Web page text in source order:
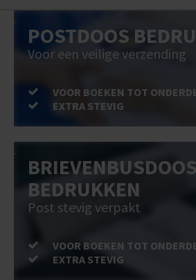
POSTDOOS
Voor een veilige verzending
VOOR BOEKEN TOT
EXTRA STEVIG
BRIEVENBUSDOOS
BEDRUKKEN
Post stevig verpakt
VOOR BOEKEN TOT
EXTRA STEVIG